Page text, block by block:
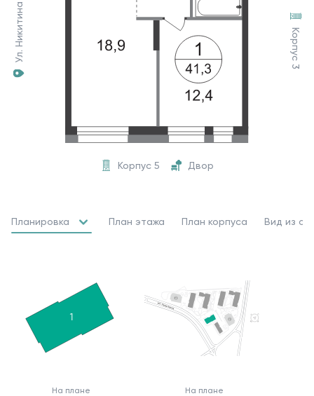
Ул. Никитина Корпус 3
Корпус 5 Двор
Планировка План этажа План корпуса Вид из
На плане
На плане